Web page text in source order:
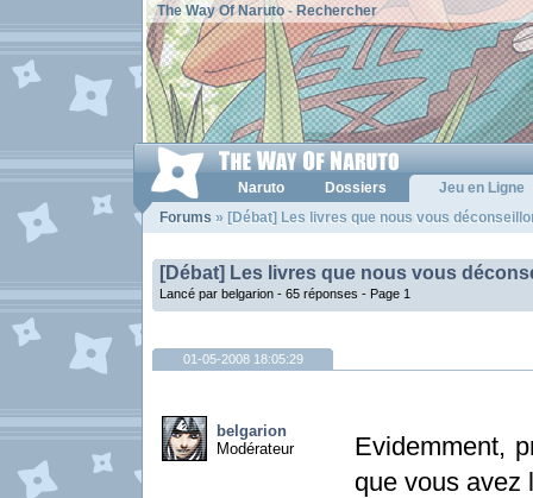
The Way Of Naruto- Rechercher
Naruto Dossiers
Jeu en Ligne
Forums » [Débat] Les livres que nous vous
[Débat] Les livres que nous vous
Lancé par belgarion - 65 réponses - Page 1
01-05-2008 18:05:29
belgarion
Modérateur
Evidemment,
que vous avez